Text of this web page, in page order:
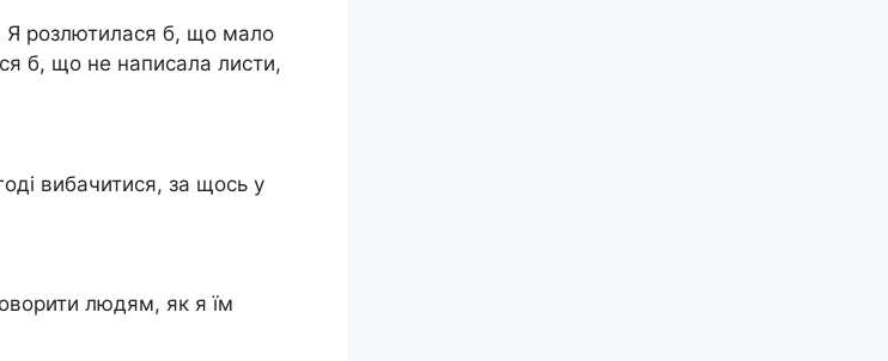
Я розлютилася б, що мало
б, що не написала листи,
вибачитися, за щось у
людям, як я їм